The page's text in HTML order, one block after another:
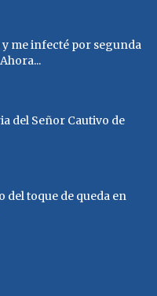
me infecté por segunda
del Señor Cautivo de
del toque de queda en